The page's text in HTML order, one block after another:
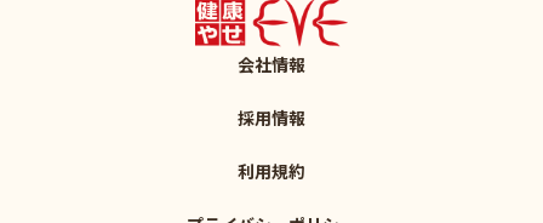
会社情報
採用情報
利用規約